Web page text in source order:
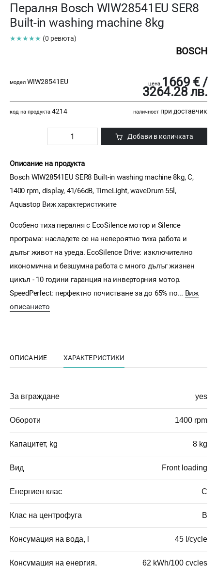
Пералня Bosch WIW28541EU SER8
Built-in washing machine 8kg
★★★★★ (0 ревюта)
BOSCH
модел WIW28541EU цена 1669 € /
3264.28 лв.
код на продукта 4214 наличност при доставчик
Добави в количката
Описание на продукта
Bosch WIW28541EU SER8 Built-in washing machine 8kg, C,
1400 rpm, display, 41/66dB, TimeLight, waveDrum 55l,
Aquastop Виж характеристиките
Особено тиха пералня с EcoSilence мотор и Silence
програма: насладете се на невероятно тиха работа и
дълъг живот на уреда. EcoSilence Drive: изключително
икономична и безшумна работа с много дълъг жизнен
цикъл - 10 години гаранция на инверторния мотор.
SpeedPerfect: перфектно почистване за до 65% по... Виж
описанието
ОПИСАНИЕ ХАРАКТЕРИСТИКИ
За вграждане yes
Обороти 1400 rpm
Капацитет, kg 8 kg
Вид Front loading
Енергиен клас C
Клас на центрофуга B
Консумация на вода, l 45 l/cycle
Консумация на енергия, 62 kWh/100 cycles